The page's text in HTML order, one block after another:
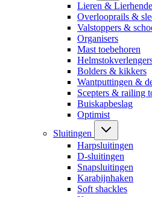
Lieren &
Overlooprails &
Valstoppers &
Organisers
Mast toebehoren
Bolders & kikkers
Wantputtingen &
Scepters & railing
Buiskapbeslag
Optimist
Sluitingen
Harpsluitingen
D-sluitingen
Snapsluitingen
Karabijnhaken
Soft shackles